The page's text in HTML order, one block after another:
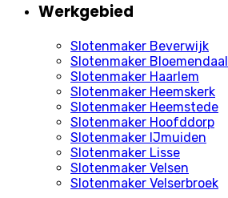
Werkgebied
Slotenmaker Beverwijk
Slotenmaker Bloemendaal
Slotenmaker Haarlem
Slotenmaker Heemskerk
Slotenmaker Heemstede
Slotenmaker Hoofddorp
Slotenmaker IJmuiden
Slotenmaker Lisse
Slotenmaker Velsen
Slotenmaker Velserbroek